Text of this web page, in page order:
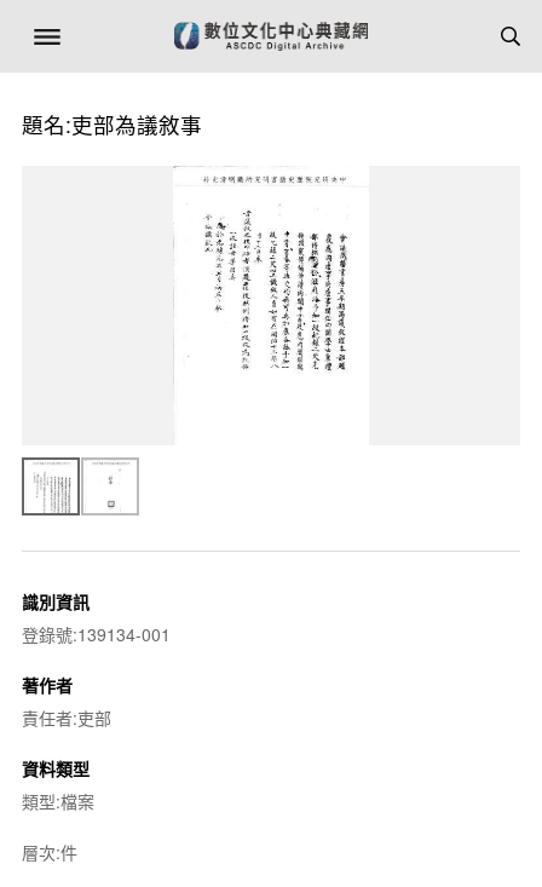
題名:吏部為議敘事
識別資訊
登錄號:139134-001
著作者
責任者:吏部
資料類型
類型:檔案
層次:件